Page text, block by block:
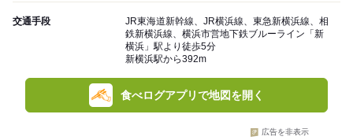
交通手段
JR東海道新幹線、JR横浜線、東急新横浜線、相
鉄新横浜線、横浜市営地下鉄ブルーライン「新
横浜」駅より徒歩5分
新横浜駅から392m
食べログアプリで地図を開く
広告を非表示